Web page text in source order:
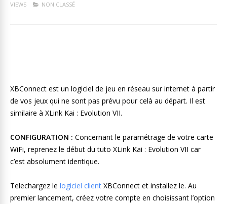
VIEWS
NON CLASSÉ
XBConnect est un logiciel de jeu en réseau sur internet à partir
de vos jeux qui ne sont pas prévu pour celà au départ. Il est
similaire à XLink Kai : Evolution VII.
CONFIGURATION : Concernant le paramétrage de votre carte
WiFi, reprenez le début du tuto XLink Kai : Evolution VII car
c’est absolument identique.
Telechargez le logiciel client XBConnect et installez le. Au
premier lancement, créez votre compte en choisissant l’option